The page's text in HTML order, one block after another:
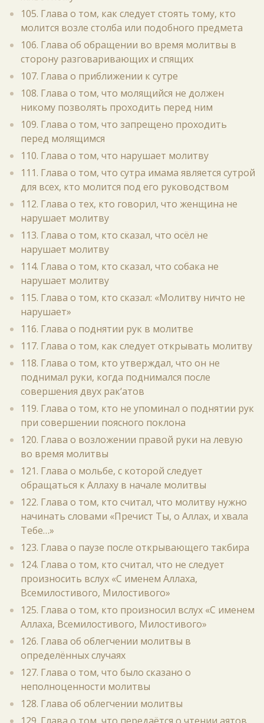
105. Глава о том, как следует стоять тому, кто
молится возле столба или подобного предмета
106. Глава об обращении во время молитвы в
сторону разговаривающих и спящих
107. Глава о приближении к сутре
108. Глава о том, что молящийся не должен
никому позволять проходить перед ним
109. Глава о том, что запрещено проходить
перед молящимся
110. Глава о том, что нарушает молитву
111. Глава о том, что сутра имама является сутрой
для всех, кто молится под его руководством
112. Глава о тех, кто говорил, что женщина не
нарушает молитву
113. Глава о том, кто сказал, что осёл не
нарушает молитву
114. Глава о том, кто сказал, что собака не
нарушает молитву
115. Глава о том, кто сказал: «Молитву ничто не
нарушает»
116. Глава о поднятии рук в молитве
117. Глава о том, как следует открывать молитву
118. Глава о том, кто утверждал, что он не
поднимал руки, когда поднимался после
совершения двух рак‘атов
119. Глава о том, кто не упоминал о поднятии рук
при совершении поясного поклона
120. Глава о возложении правой руки на левую
во время молитвы
121. Глава о мольбе, с которой следует
обращаться к Аллаху в начале молитвы
122. Глава о том, кто считал, что молитву нужно
начинать словами «Пречист Ты, о Аллах, и хвала
Тебе…»
123. Глава о паузе после открывающего такбира
124. Глава о том, кто считал, что не следует
произносить вслух «С именем Аллаха,
Всемилостивого, Милостивого»
125. Глава о том, кто произносил вслух «С именем
Аллаха, Всемилостивого, Милостивого»
126. Глава об облегчении молитвы в
определённых случаях
127. Глава о том, что было сказано о
неполноценности молитвы
128. Глава об облегчении молитвы